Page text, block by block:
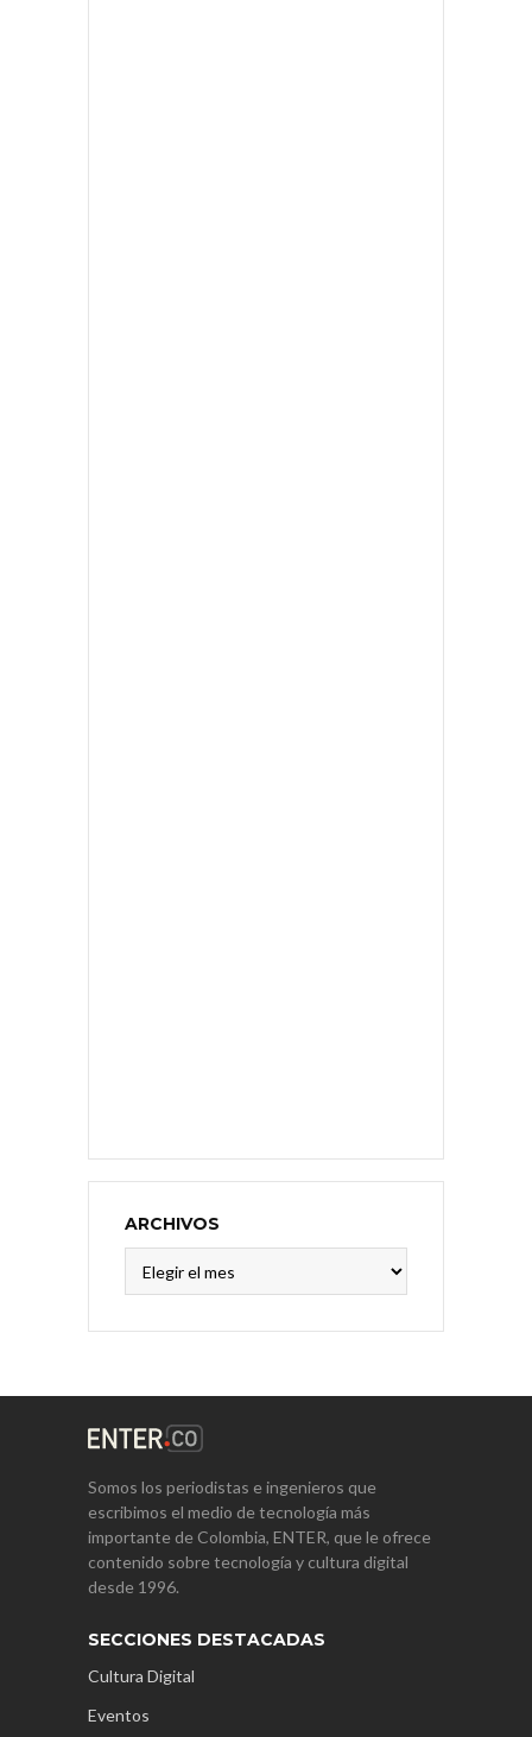
ARCHIVOS
Somos los periodistas e ingenieros que
escribimos el medio de tecnología más
importante de Colombia, ENTER, que le ofrece
contenido sobre tecnología y cultura digital
desde 1996.
SECCIONES DESTACADAS
Cultura Digital
Eventos